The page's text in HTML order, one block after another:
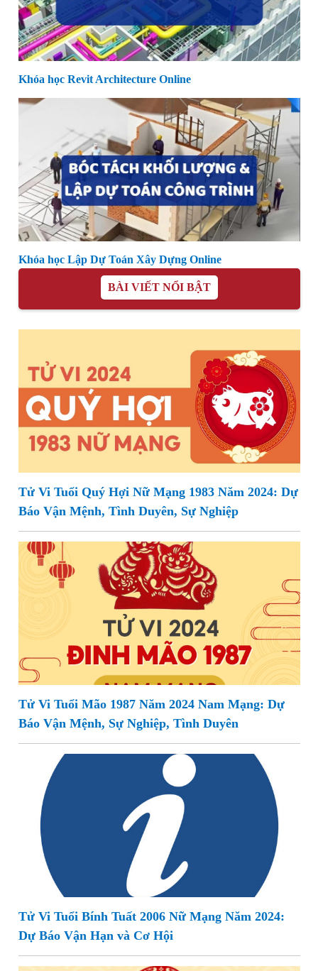
Khóa học Revit Architecture Online
Khóa học Lập Dự Toán Xây Dựng Online
BÀI VIẾT NỔI BẬT
Tử Vi Tuổi Quý Hợi Nữ Mạng 1983 Năm 2024: Dự
Báo Vận Mệnh, Tình Duyên, Sự Nghiệp
Tử Vi Tuổi Mão 1987 Năm 2024 Nam Mạng: Dự
Báo Vận Mệnh, Sự Nghiệp, Tình Duyên
Tử Vi Tuổi Bính Tuất 2006 Nữ Mạng Năm 2024:
Dự Báo Vận Hạn và Cơ Hội